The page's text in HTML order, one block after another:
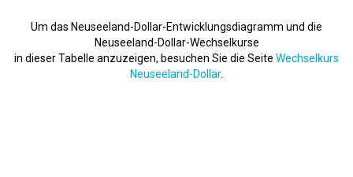
Um das Neuseeland-Dollar-Entwicklungsdiagramm und die
Neuseeland-Dollar-Wechselkurse
in dieser Tabelle anzuzeigen, besuchen Sie die Seite Wechselkurs
Neuseeland-Dollar.